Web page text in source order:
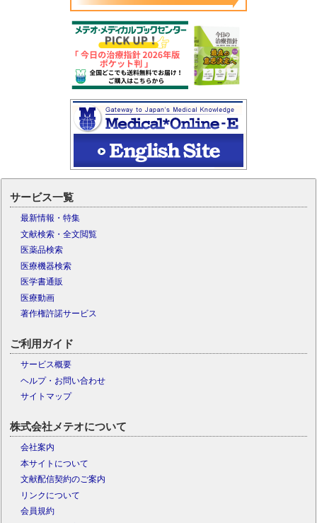
サービス一覧
最新情報・特集
文献検索・全文閲覧
医薬品検索
医療機器検索
医学書通販
医療動画
著作権許諾サービス
ご利用ガイド
サービス概要
ヘルプ・お問い合わせ
サイトマップ
株式会社メテオについて
会社案内
本サイトについて
文献配信契約のご案内
リンクについて
会員規約